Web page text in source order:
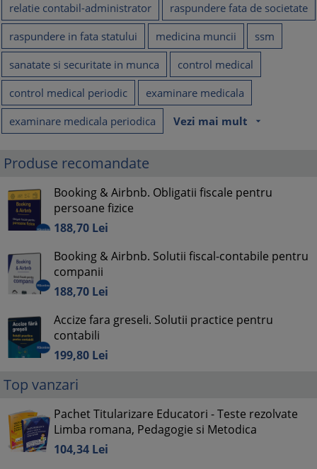
relatie contabil-administrator
raspundere fata de societate
raspundere in fata statului
medicina muncii
ssm
sanatate si securitate in munca
control medical
control medical periodic
examinare medicala
examinare medicala periodica
Vezi mai mult arrow_drop_down
Produse recomandate
Booking & Airbnb. Obligatii fiscale pentru
persoane fizice
188,70 Lei
Booking & Airbnb. Solutii fiscal-contabile pentru
companii
188,70 Lei
Accize fara greseli. Solutii practice pentru
contabili
199,80 Lei
Top vanzari
Pachet Titularizare Educatori - Teste rezolvate
Limba romana, Pedagogie si Metodica
104,34 Lei